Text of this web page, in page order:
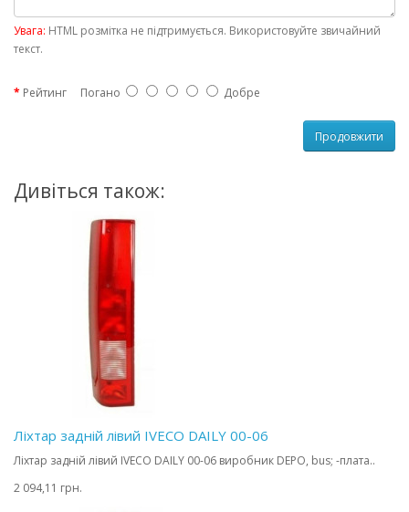
Увага: HTML розмітка не підтримується. Використовуйте звичайний
текст.
Рейтинг Погано Добре
Продовжити
Дивіться також:
Ліхтар задній лівий IVECO DAILY 00-06
Ліхтар задній лівий IVECO DAILY 00-06 виробник DEPO, bus; -плата..
2 094,11 грн.